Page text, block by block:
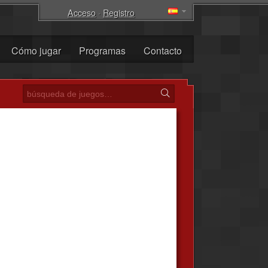
Acceso· Registro
Cómo jugar Programas Contacto